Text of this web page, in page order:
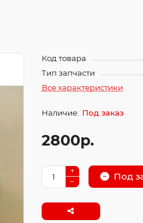
Код товара
Тип запчасти
Все характеристики
Под заказ
2800р.
Под